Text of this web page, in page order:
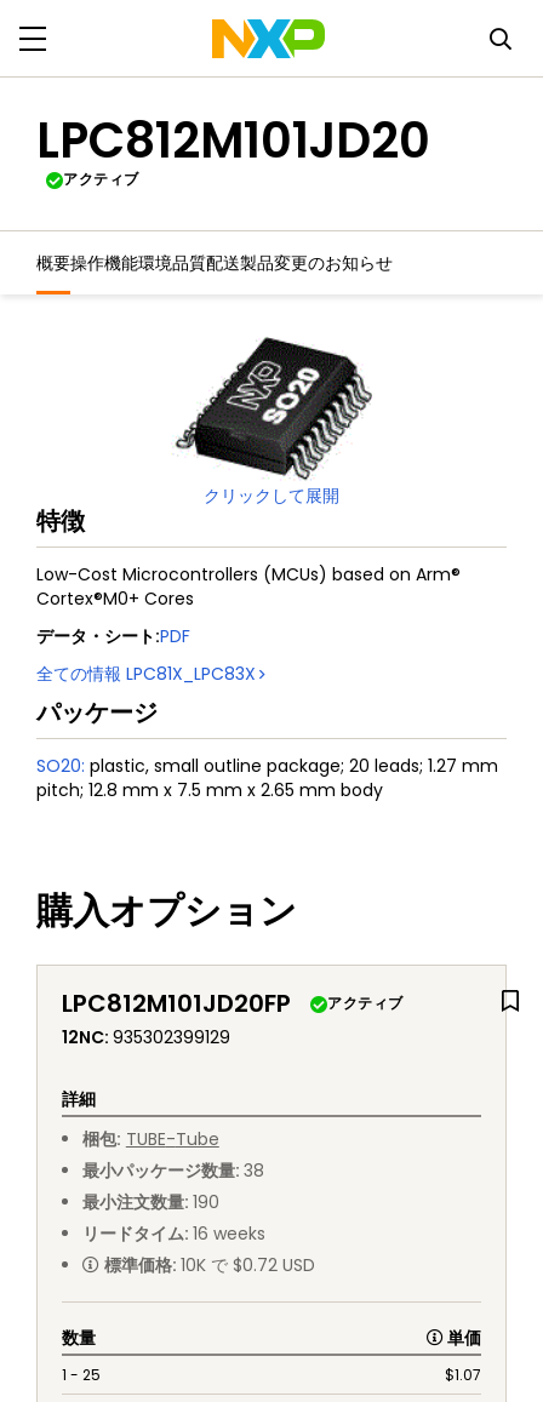
LPC812M101JD20
アクティブ
概要操作機能環境品質配送製品変更のお知らせ
クリックして展開
特徴
Low-Cost Microcontrollers (MCUs) based on Arm®
Cortex®M0+ Cores
データ・シート:PDF
全ての情報 LPC81X_LPC83X
パッケージ
SO20: plastic, small outline package; 20 leads; 1.27 mm
pitch; 12.8 mm x 7.5 mm x 2.65 mm body
購入オプション
LPC812M101JD20FP アクティブ
12NC: 935302399129
詳細
梱包: TUBE-Tube
最小パッケージ数量: 38
最小注文数量: 190
リードタイム: 16 weeks
標準価格: 10K で $0.72 USD
数量 単価
1 - 25 $1.07